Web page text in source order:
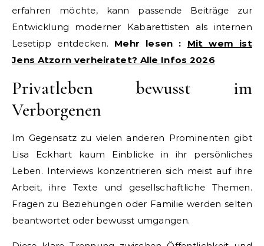
erfahren möchte, kann passende Beiträge zur
Entwicklung moderner Kabarettisten als internen
Lesetipp entdecken. Mehr lesen : Mit wem ist
Jens Atzorn verheiratet? Alle Infos 2026
Privatleben bewusst im
Verborgenen
Im Gegensatz zu vielen anderen Prominenten gibt
Lisa Eckhart kaum Einblicke in ihr persönliches
Leben. Interviews konzentrieren sich meist auf ihre
Arbeit, ihre Texte und gesellschaftliche Themen.
Fragen zu Beziehungen oder Familie werden selten
beantwortet oder bewusst umgangen.